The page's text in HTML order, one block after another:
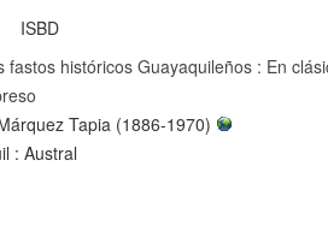
ISBD
fastos históricos Guayaquileños : En
Tapia (1886-1970)
: Austral